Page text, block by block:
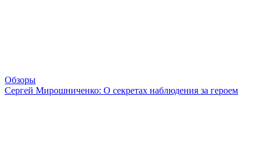
Обзоры
Сергей Мирошниченко: О секретах наблюдения за героем